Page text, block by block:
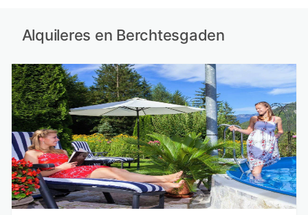
Alquileres en Berchtesgaden